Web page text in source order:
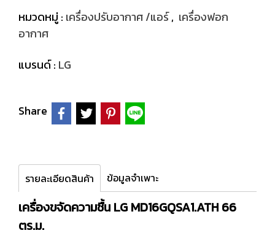
หมวดหมู่ : เครื่องปรับอากาศ /แอร์, เครื่องฟอก
อากาศ
แบรนด์ : LG
Share
รายละเอียดสินค้า ข้อมูลจำเพาะ
เครื่องขจัดความชื้น LG MD16GQSA1.ATH 66
ตร.ม.